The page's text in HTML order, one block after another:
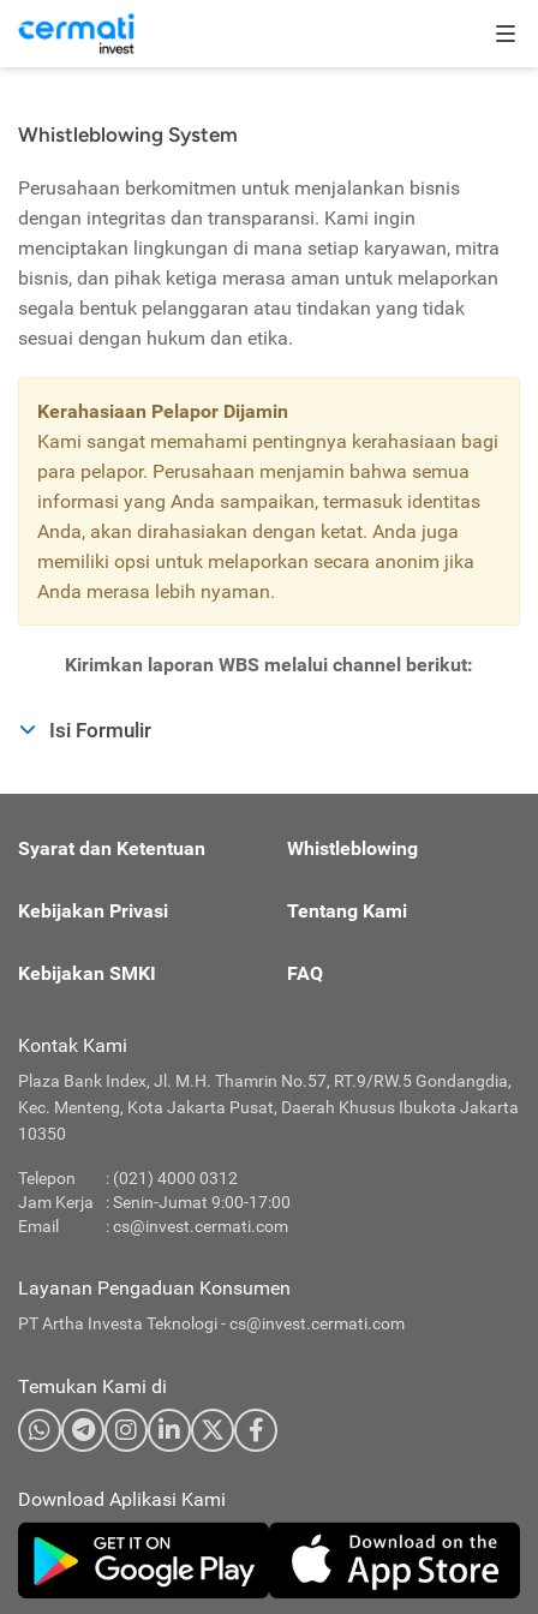
Whistleblowing System
Perusahaan berkomitmen untuk menjalankan bisnis
dengan integritas dan transparansi. Kami ingin
menciptakan lingkungan di mana setiap karyawan, mitra
bisnis, dan pihak ketiga merasa aman untuk melaporkan
segala bentuk pelanggaran atau tindakan yang tidak
sesuai dengan hukum dan etika.
Kerahasiaan Pelapor Dijamin
Kami sangat memahami pentingnya kerahasiaan bagi
para pelapor. Perusahaan menjamin bahwa semua
informasi yang Anda sampaikan, termasuk identitas
Anda, akan dirahasiakan dengan ketat. Anda juga
memiliki opsi untuk melaporkan secara anonim jika
Anda merasa lebih nyaman.
Kirimkan laporan WBS melalui channel berikut:
Isi Formulir
Syarat dan Ketentuan
Kebijakan Privasi
Kebijakan SMKI
Whistleblowing
Tentang Kami
FAQ
Kontak Kami
Plaza Bank Index, Jl. M.H. Thamrin No.57, RT.9/RW.5 Gondangdia,
Kec. Menteng, Kota Jakarta Pusat, Daerah Khusus Ibukota Jakarta
10350
Telepon : (021) 4000 0312
Jam Kerja
: Senin-Jumat 9:00-17:00
Email
:cs@invest.cermati.com
Layanan Pengaduan Konsumen
PT Artha Investa Teknologi -cs@invest.cermati.com
Temukan Kami di
Download Aplikasi Kami